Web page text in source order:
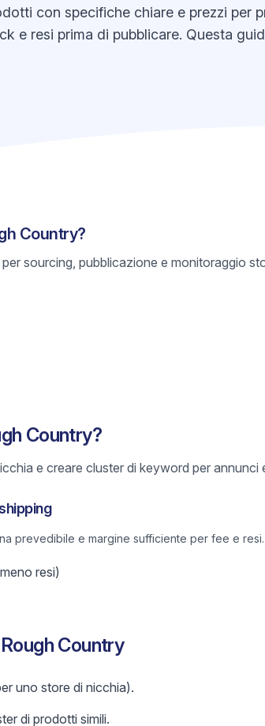
con specifiche chiare e prezzi per
e resi prima di pubblicare. Questa
Country?
sourcing, pubblicazione e monitoraggio
Country?
e creare cluster di keyword per annunci
prevedibile e margine sufficiente per fee e resi.
resi)
Country
uno store di nicchia).
di prodotti simili.